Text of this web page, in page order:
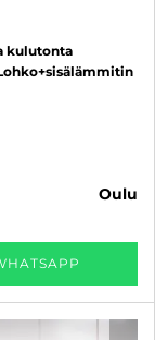
kulutonta
oulu